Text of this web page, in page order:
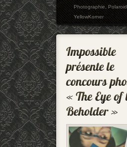
Photographie,Polaroid
YellowKorner